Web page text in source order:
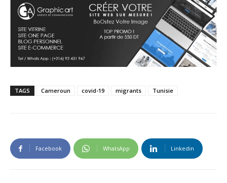
TAGS Cameroun covid-19 migrants Tunisie
Facebook WhatsApp Linkedin